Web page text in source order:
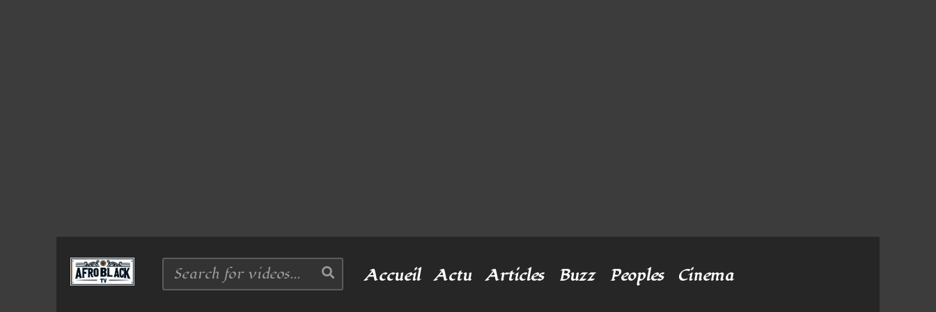
Accueil Actu Articles Buzz Peoples Cinema